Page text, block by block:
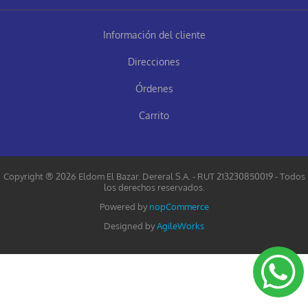
Información del cliente
Direcciones
Órdenes
Carrito
Copyright ® 2026 Eldom El Bazar. Dereral S.A. - RUT 213230850019 - Todos
los derechos reservados.
Powered by nopCommerce
Designed byAgileWorks